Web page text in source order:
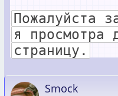
Пожалуйста
я просмотра
страницу.
Smock